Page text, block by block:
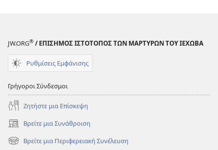
JW.ORG® / ΕΠΙΣΗΜΟΣ ΙΣΤΟΤΟΠΟΣ ΤΩΝ ΜΑΡΤΥΡΩΝ ΤΟΥ ΙΕΧΩΒΑ
Ρυθμίσεις Εμφάνισης
Γρήγοροι Σύνδεσμοι
Ζητήστε μια Επίσκεψη
Βρείτε μια Συνάθροιση
(ανοίγει
νέο
παράθυρο)
Βρείτε μια Περιφερειακή Συνέλευση
(ανοίγει